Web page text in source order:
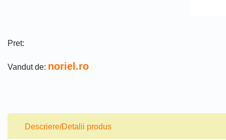
Pret:
Vandut de: noriel.ro
Descriere/Detalii produs